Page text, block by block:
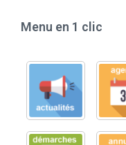
Menu en 1 clic